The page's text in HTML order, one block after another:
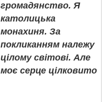
громадянство. Я
католицька
монахиня. За
покликанням належу
цілому світові. Але
моє серце цілковито